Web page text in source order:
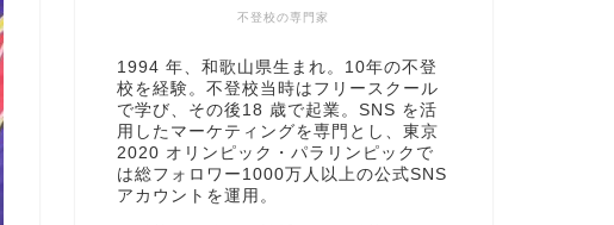
不登校の専門家
1994 年、和歌山県生まれ。10年の不登
校を経験。不登校当時はフリースクール
で学び、その後18 歳で起業。SNS を活
用したマーケティングを専門とし、東京
2020 オリンピック・パラリンピックで
は総フォロワー1000万人以上の公式SNS
アカウントを運用。